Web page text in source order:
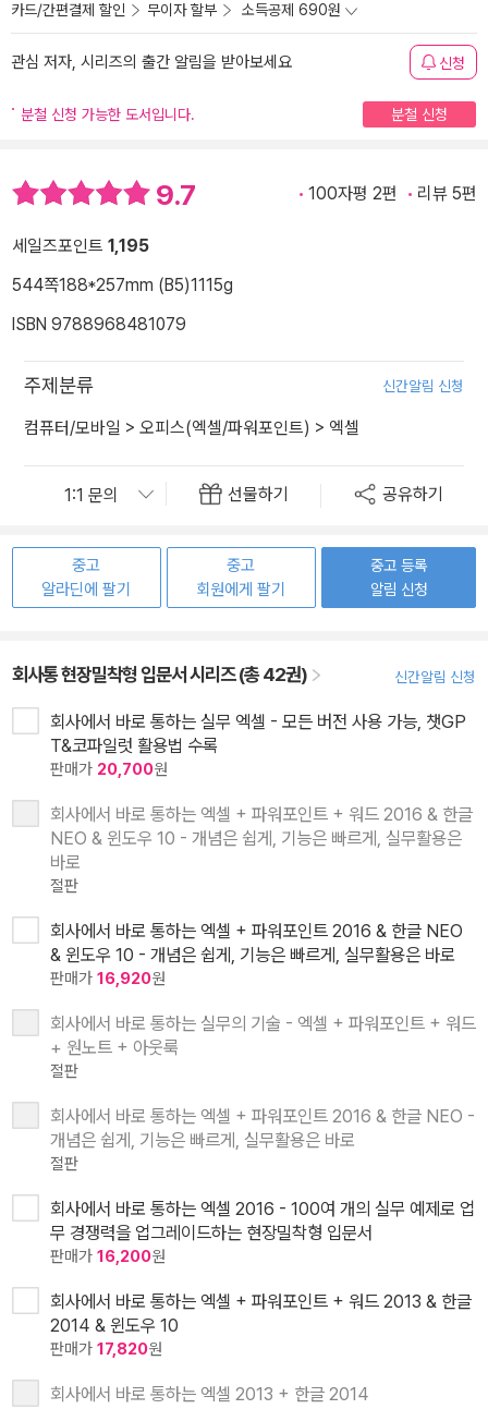
카드/간편결제 할인 무이자 할부 소득공제 690원
관심 저자, 시리즈의 출간 알림을 받아보세요 신청
분철 신청 가능한 도서입니다. 분철 신청
9.7 100자평 2편 리뷰 5편
세일즈포인트 1,195
544쪽188*257mm (B5)1115g
ISBN 9788968481079
주제분류 신간알림 신청
컴퓨터/모바일 > 오피스(엑셀/파워포인트) > 엑셀
선물하기 공유하기
중고
알라딘에 팔기
중고
회원에게 팔기
중고 등록
알림 신청
회사통 현장밀착형 입문서 시리즈 (총 42권) 신간알림 신청
회사에서 바로 통하는 실무 엑셀 - 모든 버전 사용 가능, 챗GP
T&코파일럿 활용법 수록
판매가 20,700원
회사에서 바로 통하는 엑셀 + 파워포인트 + 워드 2016 & 한글
NEO & 윈도우 10 - 개념은 쉽게, 기능은 빠르게, 실무활용은
바로
절판
회사에서 바로 통하는 엑셀 + 파워포인트 2016 & 한글 NEO
& 윈도우 10 - 개념은 쉽게, 기능은 빠르게, 실무활용은 바로
판매가 16,920원
회사에서 바로 통하는 실무의 기술 - 엑셀 + 파워포인트 + 워드
+ 원노트 + 아웃룩
절판
회사에서 바로 통하는 엑셀 + 파워포인트 2016 & 한글 NEO -
개념은 쉽게, 기능은 빠르게, 실무활용은 바로
절판
회사에서 바로 통하는 엑셀 2016 - 100여 개의 실무 예제로 업
무 경쟁력을 업그레이드하는 현장밀착형 입문서
판매가 16,200원
회사에서 바로 통하는 엑셀 + 파워포인트 + 워드 2013 & 한글
2014 & 윈도우 10
판매가 17,820원
회사에서 바로 통하는 엑셀 2013 + 한글 2014